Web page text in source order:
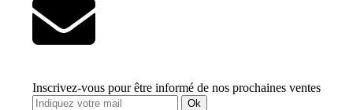
Inscrivez-vous pour être informé de nos prochaines ventes
Ok